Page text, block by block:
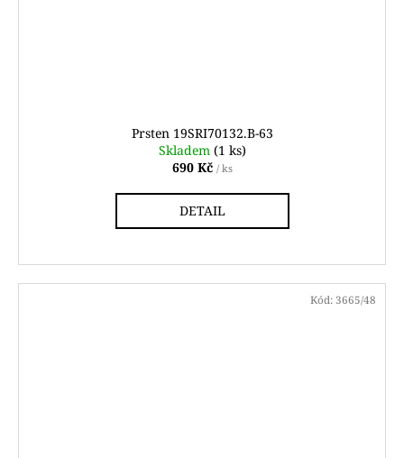
Prsten 19SRI70132.B-63
Skladem (1 ks)
690 Kč / ks
DETAIL
Kód: 3665/48